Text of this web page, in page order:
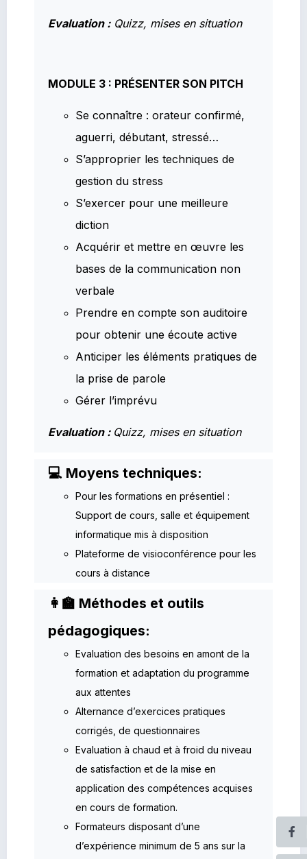
Evaluation :Quizz, mises en situation
MODULE 3 : PRÉSENTER SON PITCH
Se connaître : orateur confirmé,
aguerri, débutant, stressé…
S’approprier les techniques de
gestion du stress
S’exercer pour une meilleure
diction
Acquérir et mettre en œuvre les
bases de la communication non
verbale
Prendre en compte son auditoire
pour obtenir une écoute active
Anticiper les éléments pratiques de
la prise de parole
Gérer l’imprévu
Evaluation : Quizz, mises en situation
💻 Moyens techniques:
Pour les formations en présentiel :
Support de cours, salle et équipement
informatique mis à disposition
Plateforme de visioconférence pour les
cours à distance
👩‍🏫 Méthodes et outils
pédagogiques:
Evaluation des besoins en amont de la
formation et adaptation du programme
aux attentes
Alternance d’exercices pratiques
corrigés, de questionnaires
Evaluation à chaud et à froid du niveau
de satisfaction et de la mise en
application des compétences acquises
en cours de formation.
Formateurs disposant d’une
d’expérience minimum de 5 ans sur la